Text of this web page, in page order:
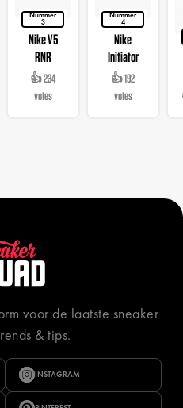
Nummer
3
Nike V5
RNR
👍 234
votes
Nummer
4
Nike
Initiator
👍 192
votes
voor de laatste sneaker
& tips.
INSTAGRAM